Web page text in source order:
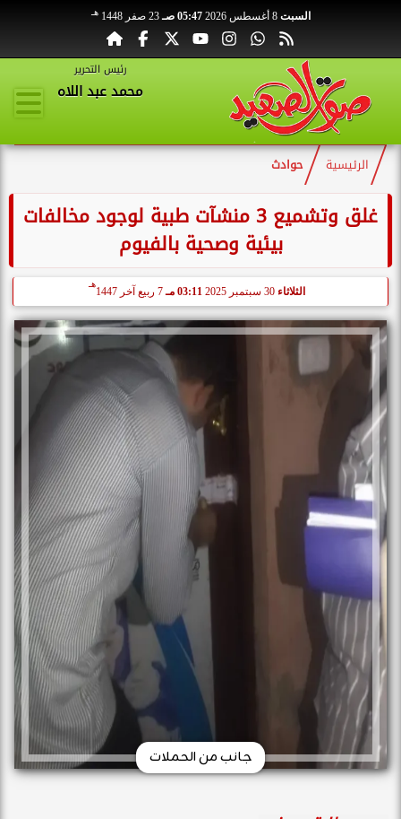
السبت 8 أغسطس 2026 05:47 صـ 23 صفر 1448 هـ
رئيس التحرير
محمد عبد اللاه
الرئيسية حوادث
غلق وتشميع 3 منشآت طبية لوجود مخالفات
بيئية وصحية بالفيوم
الثلاثاء 03:11 مـ 7 ربيع آخر 1447
هـ
جانب من الحملات